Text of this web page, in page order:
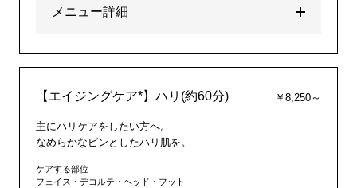
メニュー詳細
【エイジングケア*】ハリ(約60分) ￥8,250～
主にハリケアをしたい方へ。
なめらかなピンとしたハリ肌を。
ケアする部位
フェイス・デコルテ・ヘッド・フット